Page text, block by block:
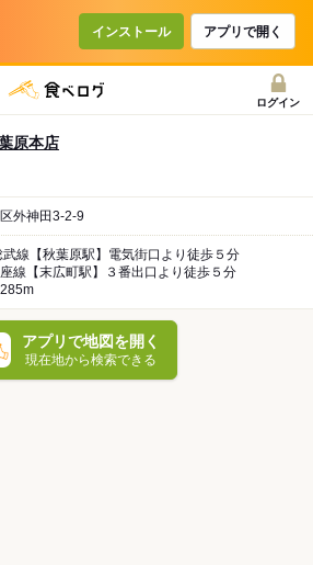
インストール アプリで開く
ログイン
原本店
外神田3-2-9
線【秋葉原駅】電気街口より徒歩５分
線【末広町駅】３番出口より徒歩５分
アプリで地図を開く
現在地から検索できる